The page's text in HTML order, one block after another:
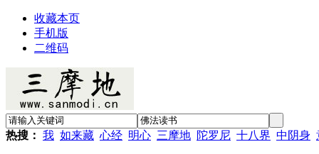
收藏本页
手机版
二维码
热搜： 我 如来藏 心经 明心 三摩地 陀罗尼 十八界 中阴身